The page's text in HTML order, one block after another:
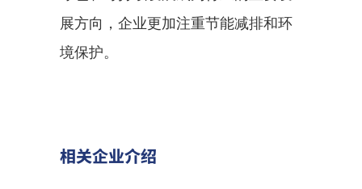
展方向，企业更加注重节能减排和环
境保护。
相关企业介绍